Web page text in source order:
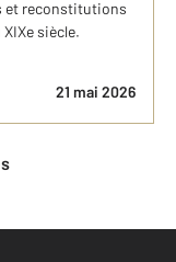
et reconstitutions
siècle.
21 mai 2026